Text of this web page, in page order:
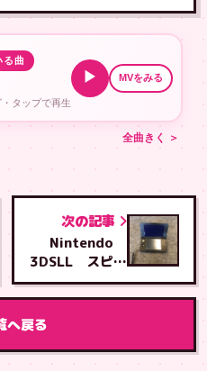
る曲
タップで再生
▶ MVをみる
全曲きく ＞
へ戻る
次の記事
Nintendo
3DSLL スピー
カーフレキケー
ブル交換修理